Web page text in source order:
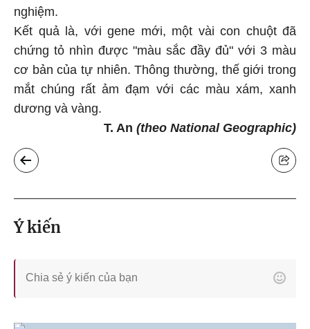
nghiệm.
Kết quả là, với gene mới, một vài con chuột đã
chứng tỏ nhìn được "màu sắc đầy đủ" với 3 màu
cơ bản của tự nhiên. Thông thường, thế giới trong
mắt chúng rất ảm đạm với các màu xám, xanh
dương và vàng.
T. An (theo National Geographic)
Ý kiến